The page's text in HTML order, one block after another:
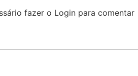
fazer o Login para comentar